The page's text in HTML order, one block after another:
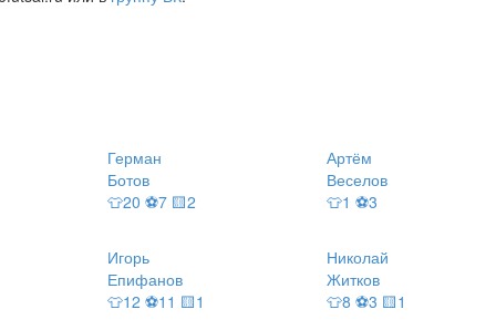
Герман
Ботов
👕20 ⚽7 🟨2
Артём
Веселов
👕1 ⚽3
Игорь
Епифанов
👕12 ⚽11 🟨1
Николай
Житков
👕8 ⚽3 🟨1